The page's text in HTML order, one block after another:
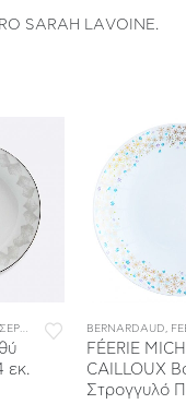
SARAH LAVOINE.
ΦΑΓΗΤΟΥ
ΣΕΡΒΙΤΣΙΑ ΠΟΡΣΕΛΑΝΗΣ ,
εκ.
BERNARDAUD,
FÉERIE
CAILLOUX
Στρογγυλό